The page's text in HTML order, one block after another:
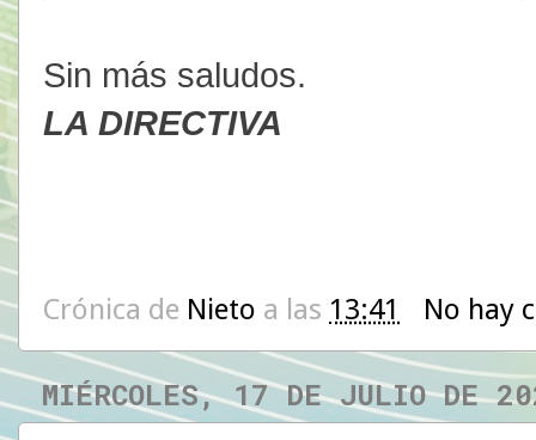
Sin más saludos.
LA DIRECTIVA
Crónica de Nieto a las 13:41 No hay
MIÉRCOLES, 17 DE JULIO DE